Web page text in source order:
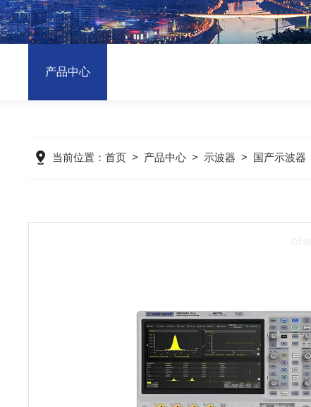
产品中心
当前位置：首页 > 产品中心 > 示波器 > 国产示波器